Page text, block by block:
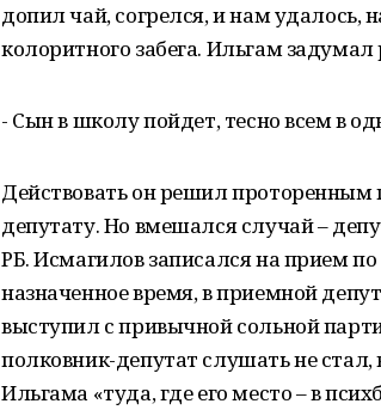
допил чай, согрелся, и нам удалось,
колоритного забега. Ильгам
- Сын в школу пойдет, тесно всем в
Действовать он решил проторенным
депутату. Но вмешался случай –
РБ. Исмагилов записался на прием
назначенное время, в приемной
выступил с привычной сольной
полковник-депутат слушать не
Ильгама «туда, где его место – в